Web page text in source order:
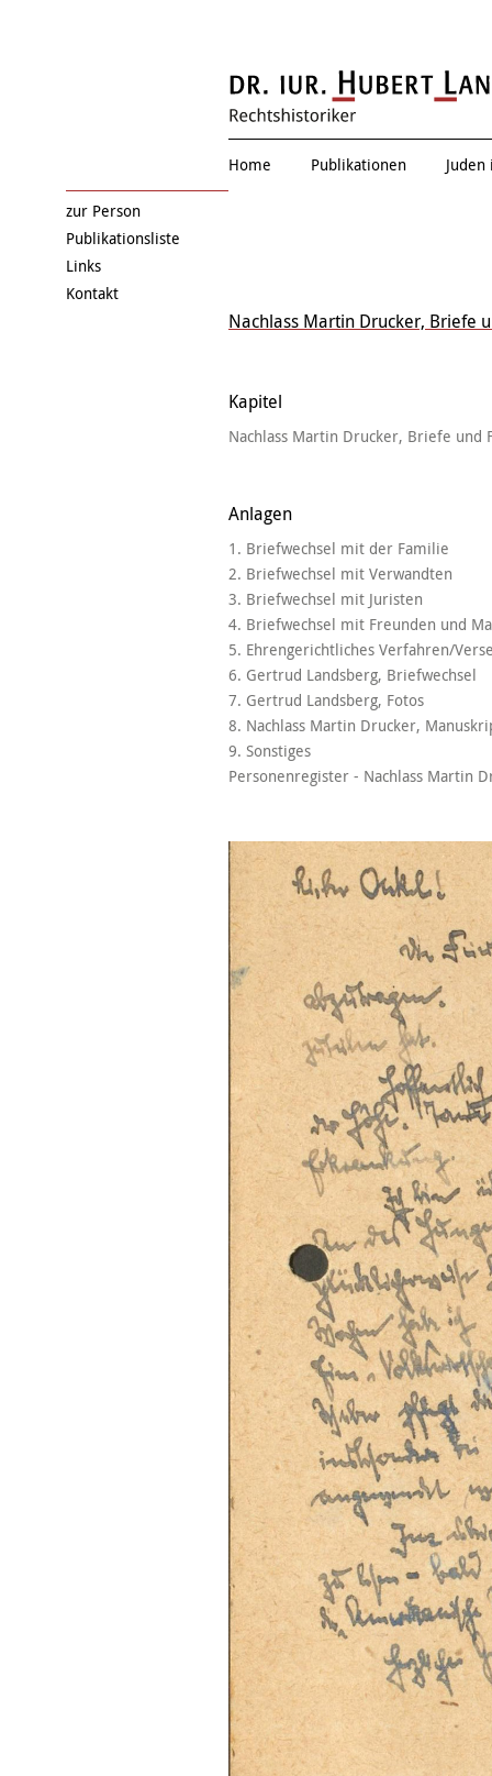
Eduard
Home Publikationen
Nachlass Martin Drucker, Briefe
Kapitel
Nachlass Martin Drucker, Briefe und
Anlagen
1. Briefwechsel mit der Familie
2. Briefwechsel mit Verwandten
3. Briefwechsel mit Juristen
4. Briefwechsel mit Freunden und
5. Ehrengerichtliches Verfahren/
6. Gertrud Landsberg, Briefwechsel
7. Gertrud Landsberg, Fotos
8. Nachlass Martin Drucker,
9. Sonstiges
Personenregister - Nachlass Martin
zur Person
Publikationsliste
Links
Kontakt